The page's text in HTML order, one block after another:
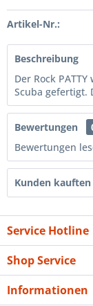
Artikel-Nr.:
Beschreibung
Der Rock
Scuba gefertigt.
Bewertungen
Bewertungen
Kunden kauften
Service Hotline
Shop Service
Informationen